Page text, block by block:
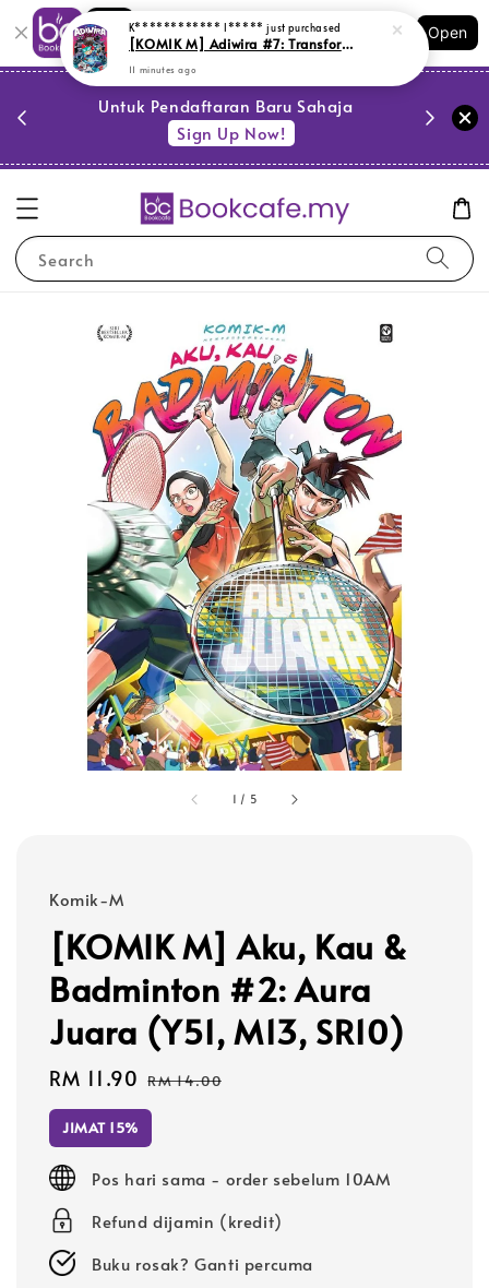
Shopping: Track Your Order
Your Trusted Shops
Open
Untuk Pendaftaran Baru Sahaja
Sign Up Now!
Search
1 / 5
Komik-M
[KOMIK M] Aku, Kau &
Badminton #2: Aura
Juara (Y51, M13, SR10)
Sale
price
RM 11.90 Regular
price
RM 14.00
JIMAT 15%
Pos hari sama - order sebelum 10AM
Refund dijamin (kredit)
Buku rosak? Ganti percuma